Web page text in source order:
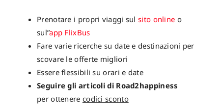
Prenotare i propri viaggi sulsito online o
sul”app FlixBus
Fare varie ricerche su date e destinazioni per
scovare le offerte migliori
Essere flessibili su orari e date
Seguire gli articoli di Road2happiness
per ottenere codici sconto